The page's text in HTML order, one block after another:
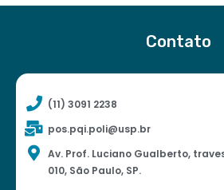
Contato
(11) 3091 2238
pos.pqi.poli@usp.br
Av. Prof. Luciano Gualberto,
010, São Paulo, SP.